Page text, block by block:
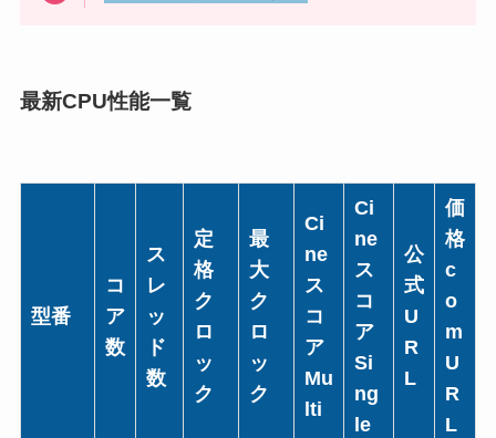
最新CPU性能一覧
型番
コ
ア
数
ス
レ
ッ
ド
数
定
格
ク
ロ
ッ
ク
最
大
ク
ロ
ッ
ク
Ci
ne
ス
コ
ア
Mu
lti
Ci
ne
ス
コ
ア
Si
ng
le
公
式
U
R
L
価
格
c
o
m
U
R
L